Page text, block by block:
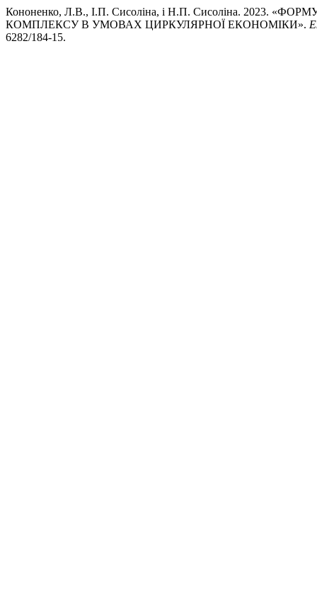
Кононенко, Л.В., І.П. Сисоліна, і Н.П. Сисоліна.
КОМПЛЕКСУ В УМОВАХ ЦИРКУЛЯРНОЇ ЕКОНОМІКИ».
6282/184-15.